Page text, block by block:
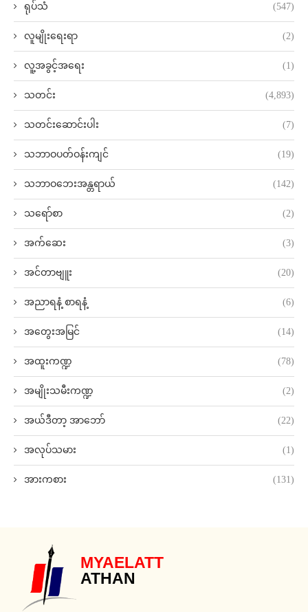
ရုပ်သံ (547)
လူမျိုးရေးရာ (2)
လူ့အခွင့်အရေး (1)
သတင်း (4,893)
သတင်းဆောင်းပါး (7)
သဘာဝပတ်ဝန်းကျင် (19)
သဘာဝဘေးအန္တရာယ် (142)
သရော်စာ (2)
အက်ဆေး (3)
အင်တာဗျူး (20)
အညာရနံ့ စာရနံ့ (6)
အတွေးအမြင် (14)
အထူးကဏ္ဍ (78)
အမျိုးသမီးကဏ္ဍ (2)
အယ်ဒီတာ့ အာဘော် (22)
အလုပ်သမား (1)
အားကစား (131)
MYAELATT
ATHAN